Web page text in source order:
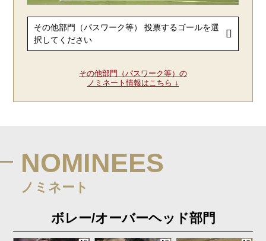
その他部門（パスワーク等）の
ノミネート情報はこちら ↓
NOMINEES
ノミネート
ボレー/オーバーヘッド部門